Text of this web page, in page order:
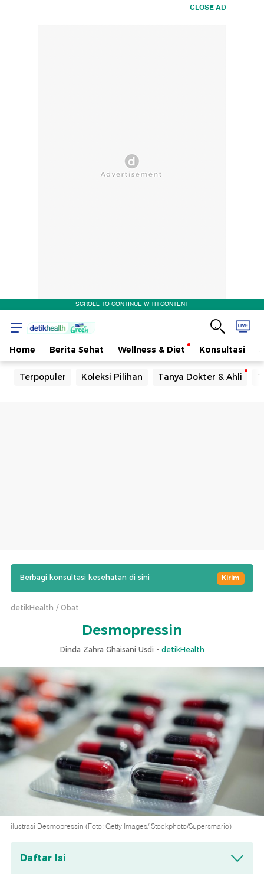
CLOSE AD
SCROLL TO CONTINUE WITH CONTENT
Home Berita Sehat Wellness & Diet Konsultasi
Terpopuler Koleksi Pilihan Tanya Dokter & Ahli
Berbagi konsultasi kesehatan di sini Kirim
detikHealth Obat
Desmopressin
Dinda Zahra Ghaisani Usdi - detikHealth
ilustrasi Desmopressin (Foto: Getty Images/iStockphoto/Supersmario)
Daftar Isi
Pengertian Desmopressin